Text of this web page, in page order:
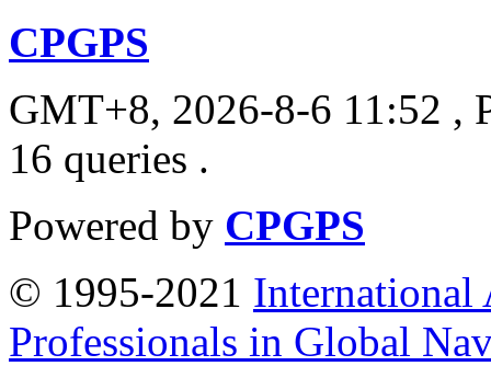
CPGPS
GMT+8, 2026-8-6 11:52 ,
16 queries .
Powered by CPGPS
© 1995-2021 International
Professionals in Global